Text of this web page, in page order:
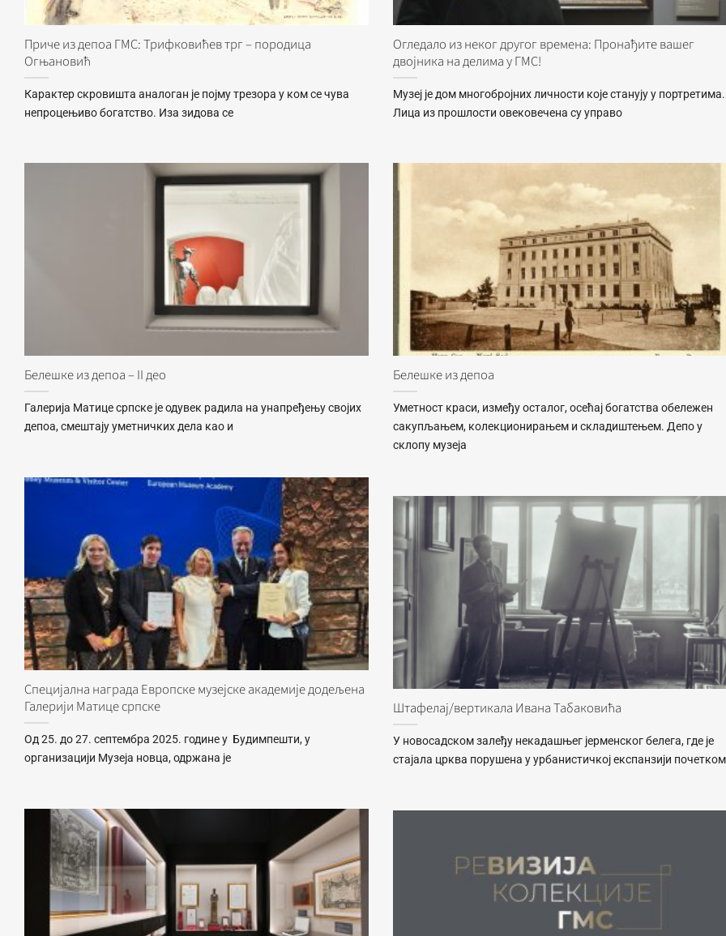
Приче из депоа ГМС: Трифковићев трг – породица
Огњановић
Карактер скровишта аналоган je појму трезора у ком се чува
непроцењиво богатство. Иза зидова се
Огледало из неког другог времена: Пронађите вашег
двојника на делима у ГМС!
Музеј је дом многобројних личности које станују у портретима.
Лица из прошлости овековечена су управо
Белешке из депоа – II део
Галерија Матице српске је одувек радила на унапређењу својих
депоа, смештају уметничких дела као и
Белешке из депоа
Уметност краси, између осталог, осећај богатства обележен
сакупљањем, колекционирањем и складиштењем. Депо у
склопу музеја
Специјална награда Европске музејске академије додељена
Галерији Матице српске
Од 25. до 27. септембра 2025. године у Будимпешти, у
организацији Музеја новца, одржана је
Штафелај/вертикала Ивана Табаковића
У новосадском залеђу некадашњег јерменског белега, где је
стајала црква порушена у урбанистичкој експанзији почетком